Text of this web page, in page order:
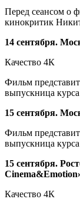
Перед сеансом о
кинокритик
14 сентября.
Качество 4К
Фильм
выпускница курса
15 сентября.
Фильм
выпускница курса
15 сентября.
Качество 4К